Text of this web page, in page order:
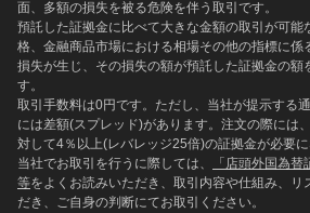
面、多額の損失を被る危険を伴う取引です。
預託した証拠金に比べて大きな金額の取引が可能
格、金融商品市場における相場その他の指標に係
損失が生じ、その損失の額が預託した証拠金の額
す。
取引手数料は0円です。ただし、当社が提示する
には差額(スプレッド)があります。注文の際には
対して4％以上(レバレッジ25倍)の証拠金が必要に
当社でお取引を行うに際しては、
「店頭外国為替
等をよくお読みいただき、取引内容や仕組み、リ
だき、ご自身の判断にてお取引ください。